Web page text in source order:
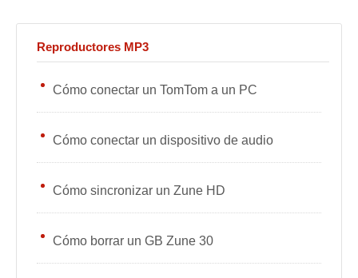
Reproductores MP3
Cómo conectar un TomTom a un PC
Cómo conectar un dispositivo de audio
Cómo sincronizar un Zune HD
Cómo borrar un GB Zune 30